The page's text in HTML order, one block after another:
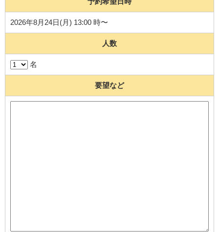
2026年8月24日(月) 13:00 時〜
人数
名
要望など